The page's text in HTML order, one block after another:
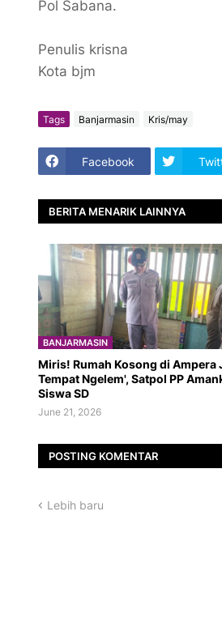
Pol Sabana.
Penulis krisna
Kota bjm
Tags Banjarmasin Kris/may
Facebook
BERITA MENARIK LAINNYA
BANJARMASIN
​Miris! Rumah Kosong di Ampera
Tempat Ngelem', Satpol PP
Siswa SD
June 21, 2026
POSTING KOMENTAR
Lebih baru